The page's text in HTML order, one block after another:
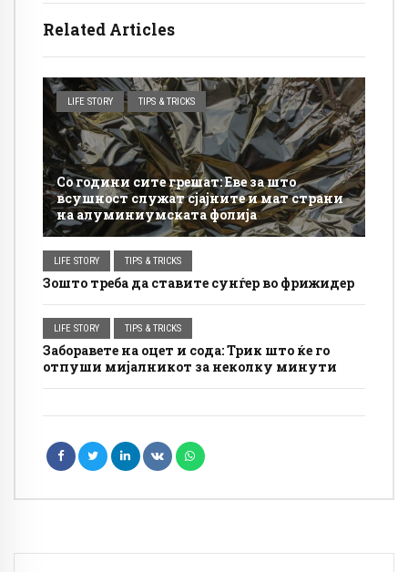
Related Articles
LIFE STORY TIPS & TRICKS
Со години сите грешат: Еве за што
всушност служат сјајните и мат страни
на алуминиумската фолија
LIFE STORY TIPS & TRICKS
Зошто треба да ставите сунѓер во фрижидер
LIFE STORY TIPS & TRICKS
Заборавете на оцет и сода: Трик што ќе го
отпуши мијалникот за неколку минути